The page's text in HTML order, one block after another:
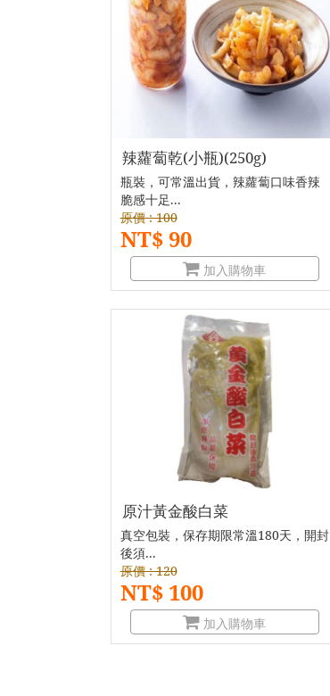
辣蘿蔔乾(小瓶)(250g)
瓶裝，可常溫出貨，辣蘿蔔口味香辣
脆感十足...
原價 : 100
NT$ 90
加入購物車
原汁黃金酸白菜
真空包裝，保存期限常溫180天，開封
後須...
原價 : 120
NT$ 100
加入購物車